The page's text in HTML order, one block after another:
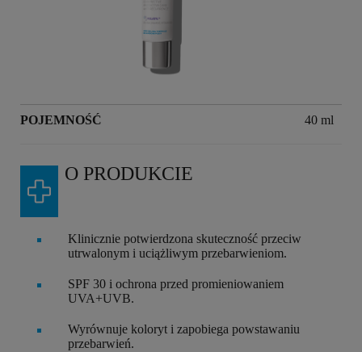
POJEMNOŚĆ Volume
40 ml
O PRODUKCIE
Klinicznie potwierdzona skuteczność przeciw
utrwalonym i uciążliwym przebarwieniom.
SPF 30 i ochrona przed promieniowaniem
UVA+UVB.
Wyrównuje koloryt i zapobiega powstawaniu
przebarwień.